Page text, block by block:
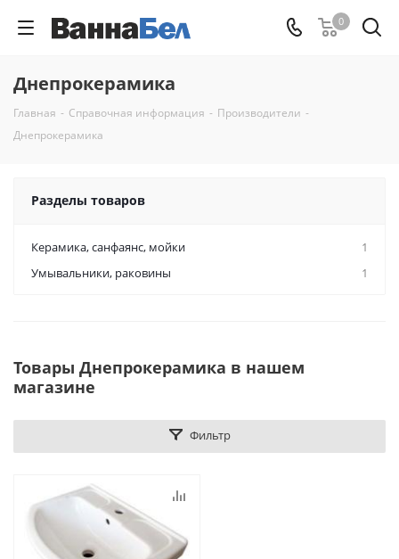
0
Днепрокерамика
Главная - Справочная информация - Производители -
Днепрокерамика
Разделы товаров
Керамикa, санфаянс, мойки
1
Умывальники, раковины
1
Товары Днепрокерамика в нашем
магазине
Фильтр